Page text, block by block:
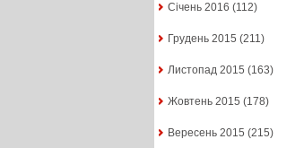
Січень 2016 (112)
Грудень 2015 (211)
Листопад 2015 (163)
Жовтень 2015 (178)
Вересень 2015 (215)